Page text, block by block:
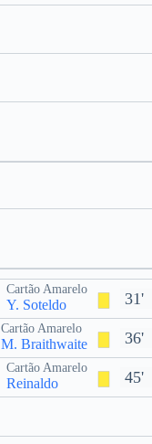
31'
Cartão Amarelo
Y. Soteldo
36'
Cartão Amarelo
M. Braithwaite
45'
Cartão Amarelo
Reinaldo